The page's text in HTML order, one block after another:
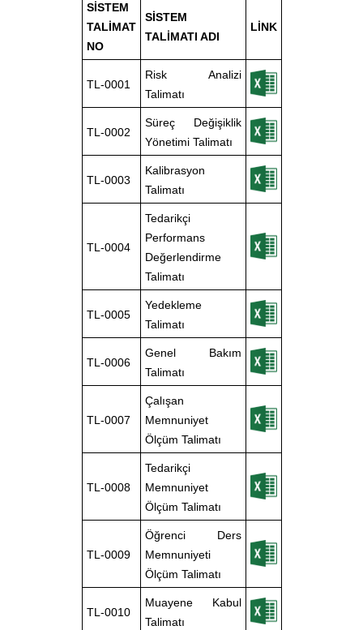
SİSTEM
TALİMAT
NO
SİSTEM
TALİMATI ADI
LİNK
TL-0001
Risk Analizi
Talimatı
TL-0002
Süreç Değişiklik
Yönetimi Talimatı
TL-0003
Kalibrasyon
Talimatı
TL-0004
Tedarikçi
Performans
Değerlendirme
Talimatı
TL-0005
Yedekleme
Talimatı
TL-0006
Genel Bakım
Talimatı
TL-0007
Çalışan
Memnuniyet
Ölçüm Talimatı
TL-0008
Tedarikçi
Memnuniyet
Ölçüm Talimatı
TL-0009
Öğrenci Ders
Memnuniyeti
Ölçüm Talimatı
TL-0010
Muayene Kabul
Talimatı